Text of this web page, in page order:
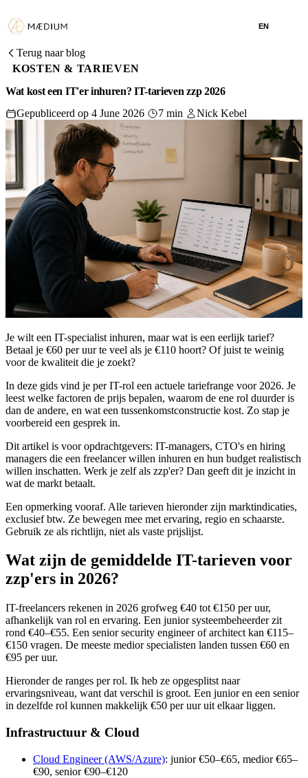
EN
Terug naar blog
KOSTEN & TARIEVEN
Wat kost een IT'er inhuren? IT-tarieven zzp 2026
Gepubliceerd op 4 June 2026
7 min Nick Kebel
Je wilt een IT-specialist inhuren, maar wat is een eerlijk tarief?
Betaal je €60 per uur te veel als je €110 hoort? Of juist te weinig
voor de kwaliteit die je zoekt?
In deze gids vind je per IT-rol een actuele tariefrange voor 2026. Je
leest welke factoren de prijs bepalen, waarom de ene rol duurder is
dan de andere, en wat een tussenkomstconstructie kost. Zo stap je
voorbereid een gesprek in.
Dit artikel is voor opdrachtgevers: IT-managers, CTO's en hiring
managers die een freelancer willen inhuren en hun budget realistisch
willen inschatten. Werk je zelf als zzp'er? Dan geeft dit je inzicht in
wat de markt betaalt.
Een opmerking vooraf. Alle tarieven hieronder zijn marktindicaties,
exclusief btw. Ze bewegen mee met ervaring, regio en schaarste.
Gebruik ze als richtlijn, niet als vaste prijslijst.
Wat zijn de gemiddelde IT-tarieven voor
zzp'ers in 2026?
IT-freelancers rekenen in 2026 grofweg €40 tot €150 per uur,
afhankelijk van rol en ervaring. Een junior systeembeheerder zit
rond €40–€55. Een senior security engineer of architect kan €115–
€150 vragen. De meeste medior specialisten landen tussen €60 en
€95 per uur.
Hieronder de ranges per rol. Ik heb ze opgesplitst naar
ervaringsniveau, want dat verschil is groot. Een junior en een senior
in dezelfde rol kunnen makkelijk €50 per uur uit elkaar liggen.
Infrastructuur & Cloud
Cloud Engineer (AWS/Azure): junior €50–€65, medior €65–
€90, senior €90–€120